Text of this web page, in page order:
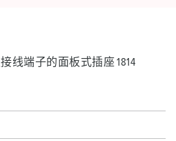
接线端子的面板式插座 1814